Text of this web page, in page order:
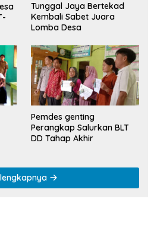
Tunggal Jaya Bertekad
Kembali Sabet Juara
Lomba Desa
Pemdes genting
Perangkap Salurkan BLT
DD Tahap Akhir